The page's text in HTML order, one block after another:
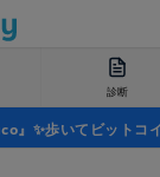
診断
』✨歩いてビットコ